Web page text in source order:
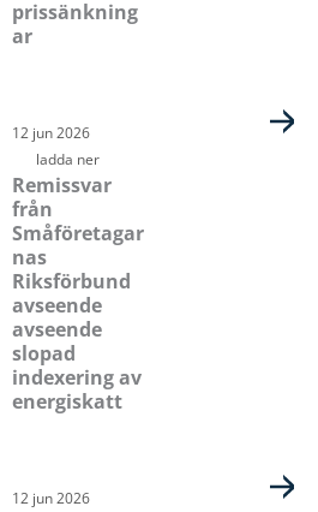
prissänkning
ar
12 jun 2026
ladda ner
Remissvar
från
Småföretagar
nas
Riksförbund
avseende
avseende
slopad
indexering av
energiskatt
12 jun 2026